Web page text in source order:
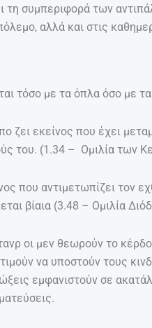
τη συμπεριφορά των
αλλά και στις
τόσο με τα όπλα όσο με
ζει εκείνος που έχει
του. (1.34 – Ομιλία των
που αντιμετωπίζει τον
βίαια (3.48 – Ομιλία
οι μεν θεωρούν το
να υποστούν τους
εμφανιστούν σε